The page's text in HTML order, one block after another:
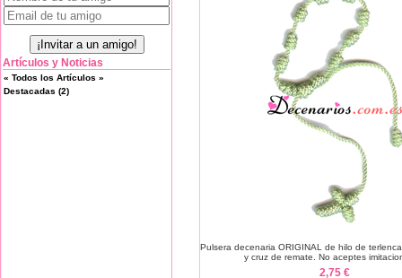
Artículos y Noticias
« Todos los Artículos »
Destacadas (2)
Pulsera decenaria ORIGINAL de hilo de
y cruz de remate. No aceptes
2,75 €